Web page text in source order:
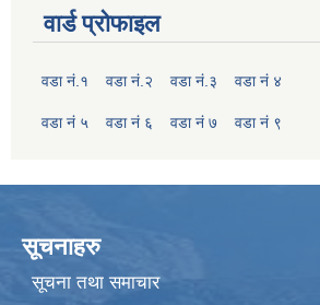
वार्ड प्रोफाइल
वडा नं.१ वडा नं.२ वडा नं.३ वडा नं ४
वडा नं ५ वडा नं ६ वडा नं ७ वडा नं ९
सूचनाहरु
सूचना तथा समाचार